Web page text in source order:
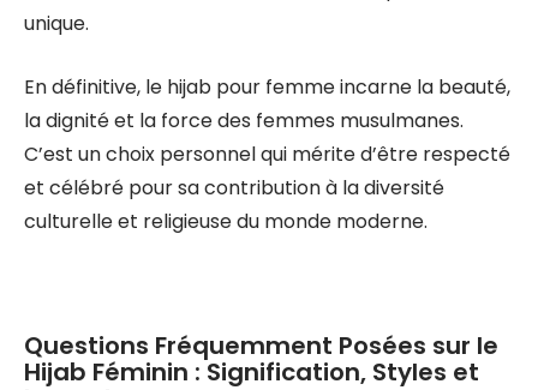
unique.
En définitive, le hijab pour femme incarne la beauté,
la dignité et la force des femmes musulmanes.
C’est un choix personnel qui mérite d’être respecté
et célébré pour sa contribution à la diversité
culturelle et religieuse du monde moderne.
Questions Fréquemment Posées sur le
Hijab Féminin : Signification, Styles et